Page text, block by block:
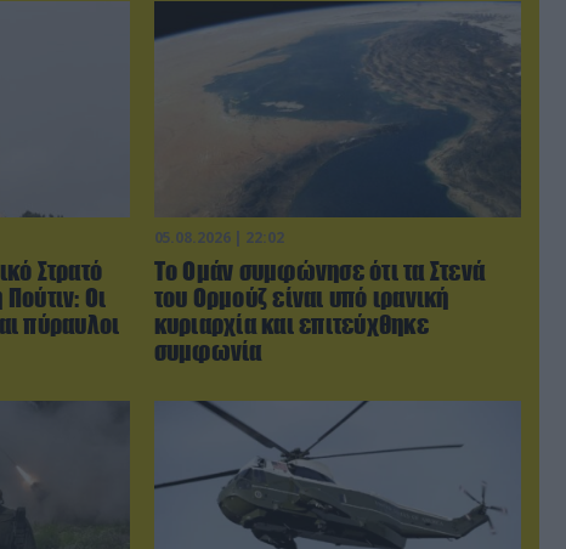
Στρατό
Οι
πύραυλοι
05.08.2026 | 22:02
Το Ομάν συμφώνησε ότι τα Στενά
του Ορμούζ είναι υπό ιρανική
κυριαρχία και επιτεύχθηκε
συμφωνία